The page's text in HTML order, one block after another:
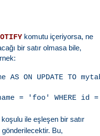
komutu içeriyorsa, ne
bir satır olmasa bile,
AS ON UPDATE TO
koşulu ile eşleşen bir satır
gönderilecektir. Bu,